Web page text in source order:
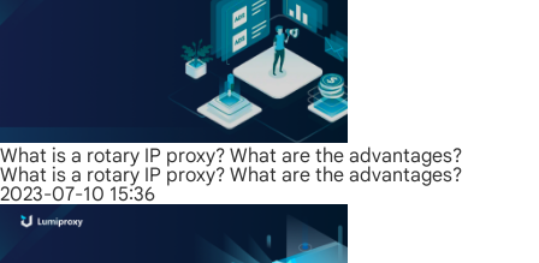
What is a rotary IP proxy? What are the advantages?
What is a rotary IP proxy? What are the advantages?
2023-07-10 15:36